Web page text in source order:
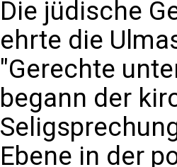
Die jüdische
ehrte die
"Gerechte
begann der
Ebene in der